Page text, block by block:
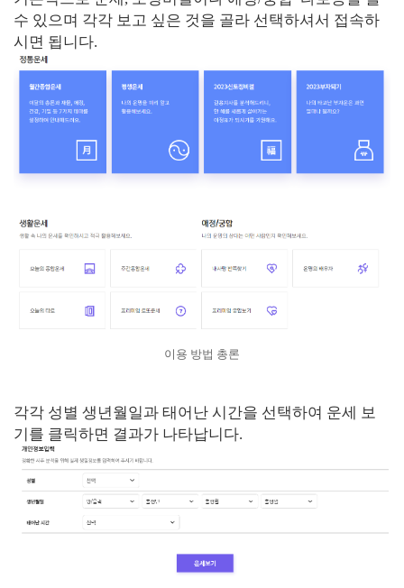
수 있으며 각각 보고 싶은 것을 골라 선택하셔서 접속하
시면 됩니다.
이용 방법 총론
각각 성별 생년월일과 태어난 시간을 선택하여 운세 보
기를 클릭하면 결과가 나타납니다.